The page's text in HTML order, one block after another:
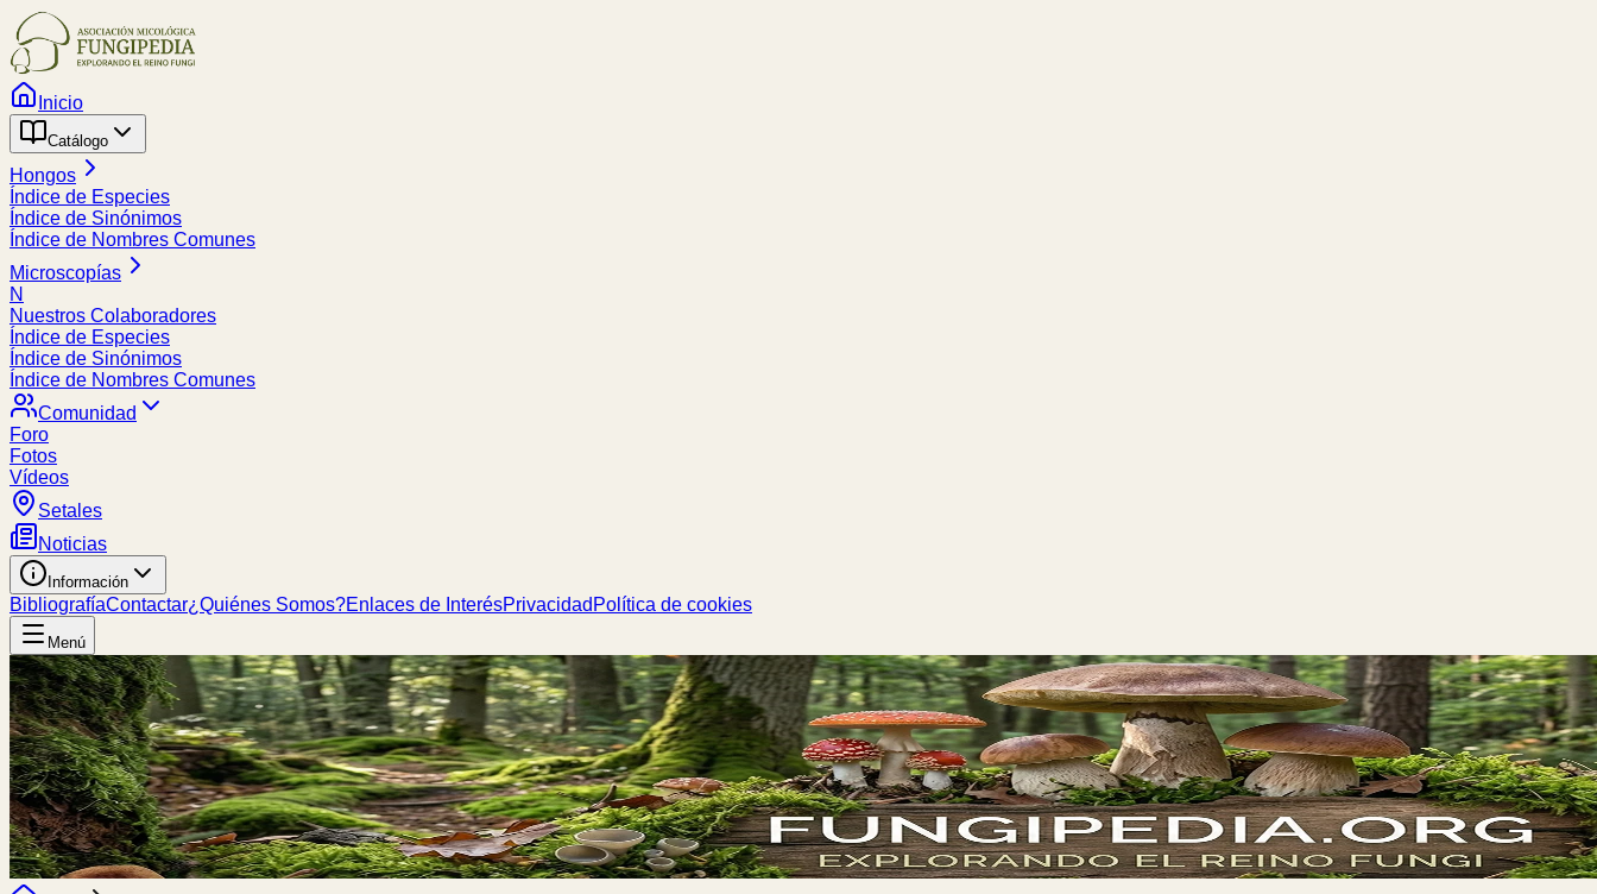
Inicio
Catálogo
Hongos
Índice de Especies
Índice de Sinónimos
Índice de Nombres Comunes
Microscopías
N
Nuestros Colaboradores
Índice de Especies
Índice de Sinónimos
Índice de Nombres Comunes
Comunidad
Foro
Fotos
Vídeos
Setales
Noticias
Información
BibliografíaContactar¿Quiénes Somos?Enlaces de InterésPrivacidad Política de cookies
Menú